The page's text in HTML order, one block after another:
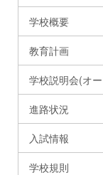
学校概要
教育計画
学校説明会(オ
進路状況
入試情報
学校規則